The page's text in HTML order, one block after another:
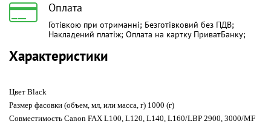
Оплата
Готівкою при отриманні; Безготівковий без ПДВ;
Накладений платіж; Оплата на картку ПриватБанку;
Характеристики
Цвет Black
Размер фасовки (объем, мл, или масса, г) 1000 (г)
Совместимость Canon FAX L100, L120, L140, L160/LBP 2900, 3000/MF